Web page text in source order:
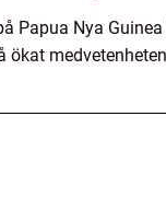
Papua Nya
ökat